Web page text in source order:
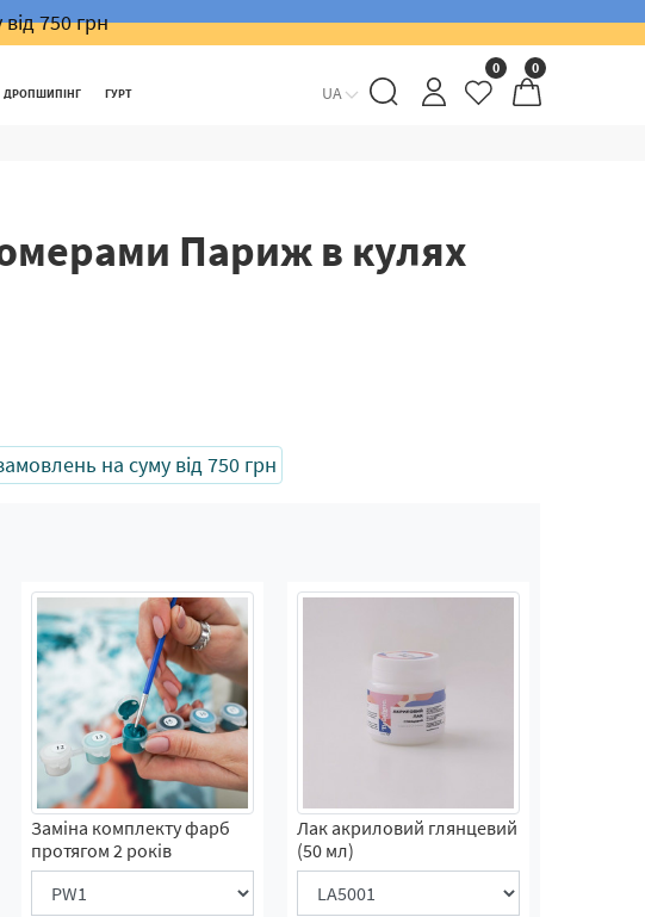
750 грн
ДРОПШИПІНГ ГУРТ UA
0 0
Париж в кулях
на суму від 750 грн
Заміна комплекту фарб
протягом 2 років
Лак акриловий глянцевий
(50 мл)